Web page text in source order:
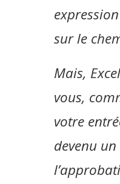
sur le
Mais,
vous,
votre
devenu